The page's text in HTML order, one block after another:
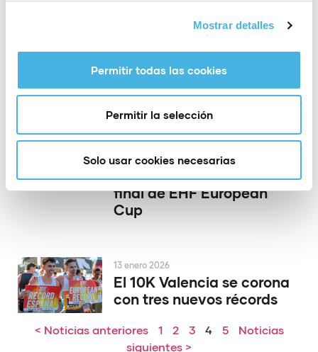
Mostrar detalles
Permitir todas las cookies
Permitir la selección
Solo usar cookies necesarias
Reacción y a cuartos de
final: el Elche saca
músculo en Europa
El CBM Elche da el primer
paso hacia cuartos de
final de EHF European
Cup
19 enero 2026
El 10K Valencia se corona
con tres nuevos récords
13 enero 2026
< Noticias anteriores 1 2 3 4 5
Noticias
siguientes >